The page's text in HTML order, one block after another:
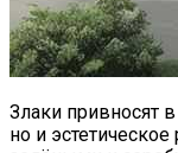
Злаки привносят
но и